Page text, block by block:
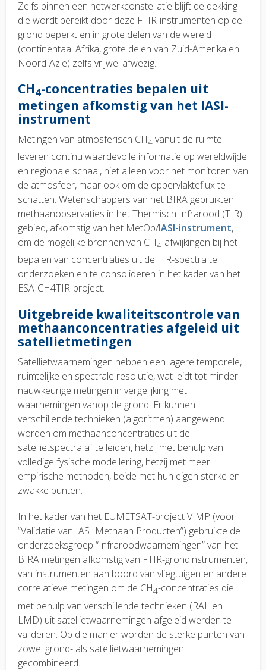
Zelfs binnen een netwerkconstellatie blijft de dekking
die wordt bereikt door deze FTIR-instrumenten op de
grond beperkt en in grote delen van de wereld
(continentaal Afrika, grote delen van Zuid-Amerika en
Noord-Azië) zelfs vrijwel afwezig.
CH4-concentraties bepalen uit
metingen afkomstig van het IASI-
instrument
Metingen van atmosferisch CH4 vanuit de ruimte
leveren continu waardevolle informatie op wereldwijde
en regionale schaal, niet alleen voor het monitoren van
de atmosfeer, maar ook om de oppervlakteflux te
schatten. Wetenschappers van het BIRA gebruikten
methaanobservaties in het Thermisch Infrarood (TIR)
gebied, afkomstig van het MetOp/IASI-instrument,
om de mogelijke bronnen van CH4-afwijkingen bij het
bepalen van concentraties uit de TIR-spectra te
onderzoeken en te consolideren in het kader van het
ESA-CH4TIR-project.
Uitgebreide kwaliteitscontrole van
methaanconcentraties afgeleid uit
satellietmetingen
Satellietwaarnemingen hebben een lagere temporele,
ruimtelijke en spectrale resolutie, wat leidt tot minder
nauwkeurige metingen in vergelijking met
waarnemingen vanop de grond. Er kunnen
verschillende technieken (algoritmen) aangewend
worden om methaanconcentraties uit de
satellietspectra af te leiden, hetzij met behulp van
volledige fysische modellering, hetzij met meer
empirische methoden, beide met hun eigen sterke en
zwakke punten.
In het kader van het EUMETSAT-project VIMP (voor
“Validatie van IASI Methaan Producten”) gebruikte de
onderzoeksgroep “Infraroodwaarnemingen” van het
BIRA metingen afkomstig van FTIR-grondinstrumenten,
van instrumenten aan boord van vliegtuigen en andere
correlatieve metingen om de CH4-concentraties die
met behulp van verschillende technieken (RAL en
LMD) uit satellietwaarnemingen afgeleid werden te
valideren. Op die manier worden de sterke punten van
zowel grond- als satellietwaarnemingen
gecombineerd.